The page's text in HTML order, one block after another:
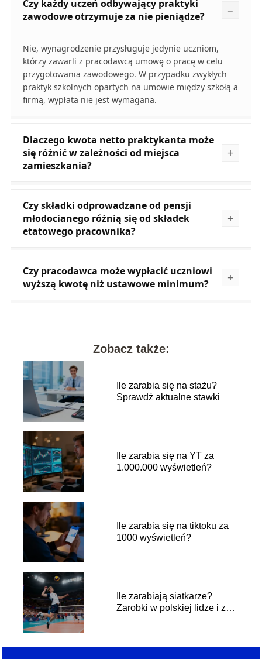
Czy każdy uczeń odbywający praktyki
zawodowe otrzymuje za nie pieniądze?
Nie, wynagrodzenie przysługuje jedynie uczniom,
którzy zawarli z pracodawcą umowę o pracę w celu
przygotowania zawodowego. W przypadku zwykłych
praktyk szkolnych opartych na umowie między szkołą a
firmą, wypłata nie jest wymagana.
Dlaczego kwota netto praktykanta może
się różnić w zależności od miejsca
zamieszkania?
Czy składki odprowadzane od pensji
młodocianego różnią się od składek
etatowego pracownika?
Czy pracodawca może wypłacić uczniowi
wyższą kwotę niż ustawowe minimum?
Zobacz także:
Ile zarabia się na stażu?
Sprawdź aktualne stawki
Ile zarabia się na YT za
1.000.000 wyświetleń?
Ile zarabia się na tiktoku za
1000 wyświetleń?
Ile zarabiają siatkarze?
Zarobki w polskiej lidze i za